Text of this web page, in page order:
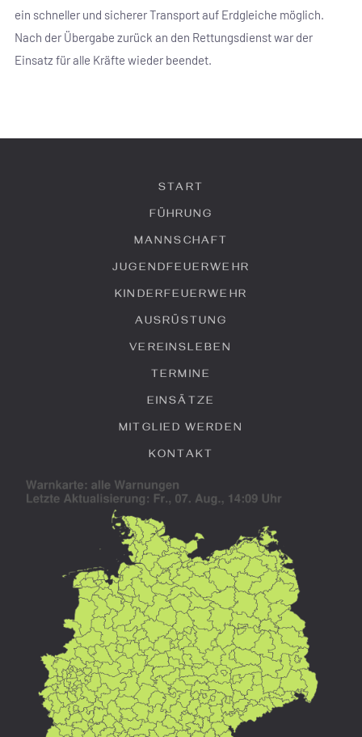
ein schneller und sicherer Transport auf Erdgleiche möglich.
Nach der Übergabe zurück an den Rettungsdienst war der
Einsatz für alle Kräfte wieder beendet.
START
FÜHRUNG
MANNSCHAFT
JUGENDFEUERWEHR
KINDERFEUERWEHR
AUSRÜSTUNG
VEREINSLEBEN
TERMINE
EINSÄTZE
MITGLIED WERDEN
KONTAKT